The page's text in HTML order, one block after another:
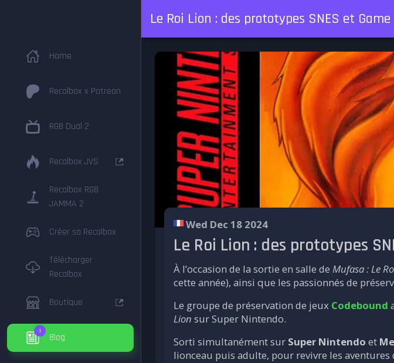
Le Roi Lion : des prototypes SNES et
Home
Recalbox x Patreon
RGB Dual 2
Recalbox JVS
Recalbox RGB
JAMMA 2
Créer sa Recalbox
Télécharger
Recalbox
Boutique
1
Blog
Wed Dec 18 2024
Le Roi Lion : des prototypes
À l’occasion de la sortie en salle de Mufasa : Le
cette année), ainsi que les passionnés de
Le groupe de préservation de jeux Codebound
Lion sur Super Nintendo.
Sorti simultanément sur Super Nintendo et
lionceau puis adulte, pour revivre les